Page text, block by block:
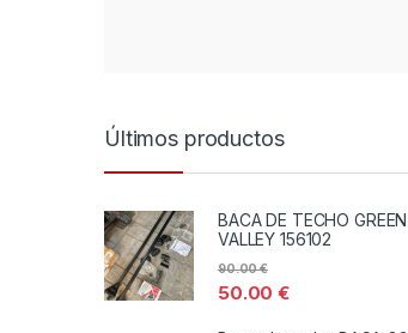
Últimos productos
BACA DE TECHO GREEN
VALLEY 156102
50.00€
90.00€